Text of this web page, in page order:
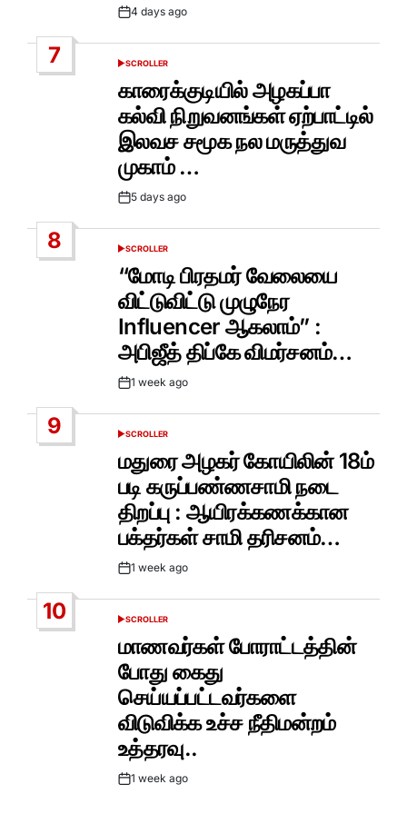
Post4 days ago
7
POSTED
SCROLLER
காரைக்குடியில் அழகப்பா
கல்வி நிறுவனங்கள் ஏற்பாட்டில்
இலவச சமூக நல மருத்துவ
முகாம் …
Post5 days ago
8
POSTED
SCROLLER
“மோடி பிரதமர் வேலையை
விட்டுவிட்டு முழுநேர
Influencer ஆகலாம்” :
அபிஜீத் திப்கே விமர்சனம்…
Post1 week ago
9
POSTED
SCROLLER
மதுரை அழகர் கோயிலின் 18ம்
படி கருப்பண்ணசாமி நடை
திறப்பு : ஆயிரக்கணக்கான
பக்தர்கள் சாமி தரிசனம்…
Post1 week ago
10
POSTED
SCROLLER
மாணவர்கள் போராட்டத்தின்
போது கைது
செய்யப்பட்டவர்களை
விடுவிக்க உச்ச நீதிமன்றம்
உத்தரவு..
Post1 week ago